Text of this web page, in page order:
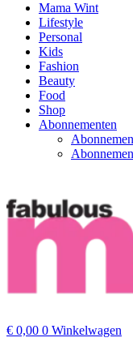
Mama Wint
Lifestyle
Personal
Kids
Fashion
Beauty
Food
Shop
Abonnementen
€ 0,00 0 Winkelwagen